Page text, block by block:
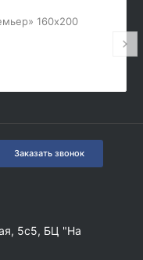
160х200
Заказать звонок
5с5, БЦ "На